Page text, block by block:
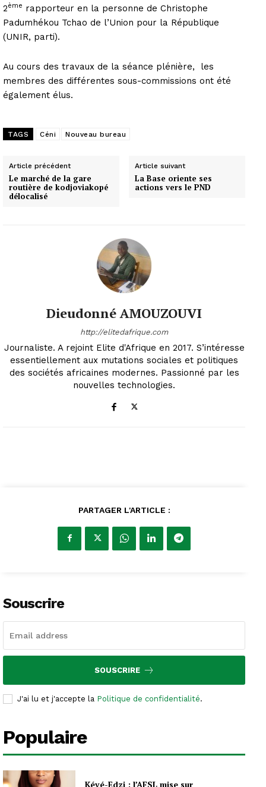
2ème rapporteur en la personne de Christophe
Padumhékou Tchao de l’Union pour la République
(UNIR, parti).
Au cours des travaux de la séance plénière, les
membres des différentes sous-commissions ont été
également élus.
TAGS Céni Nouveau bureau
Article précédent
Le marché de la gare
routière de kodjoviakopé
délocalisé
Article suivant
La Base oriente ses
actions vers le PND
Dieudonné AMOUZOUVI
http://elitedafrique.com
Journaliste. A rejoint Elite d'Afrique en 2017. S’intéresse
essentiellement aux mutations sociales et politiques
des sociétés africaines modernes. Passionné par les
nouvelles technologies.
PARTAGER L'ARTICLE :
Souscrire
SOUSCRIRE
J'ai lu et j'accepte la Politique de confidentialité.
Populaire
Kévé-Edzi : l’AFSL mise sur